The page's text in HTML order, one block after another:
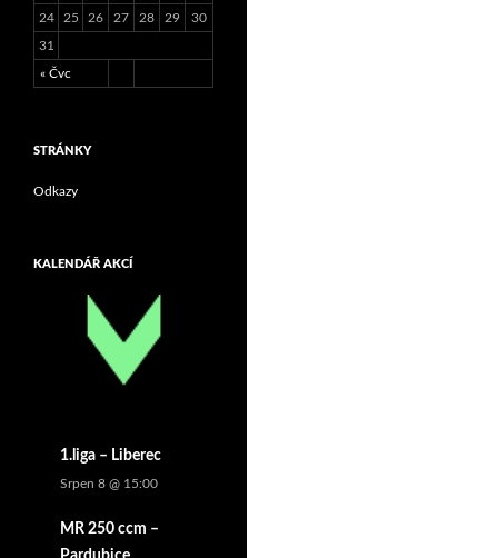
« Čvc
24 25 26 27 28 29 30
31
STRÁNKY
Odkazy
KALENDÁŘ AKCÍ
1.liga – Liberec
Srpen 8 @ 15:00
MR 250 ccm –